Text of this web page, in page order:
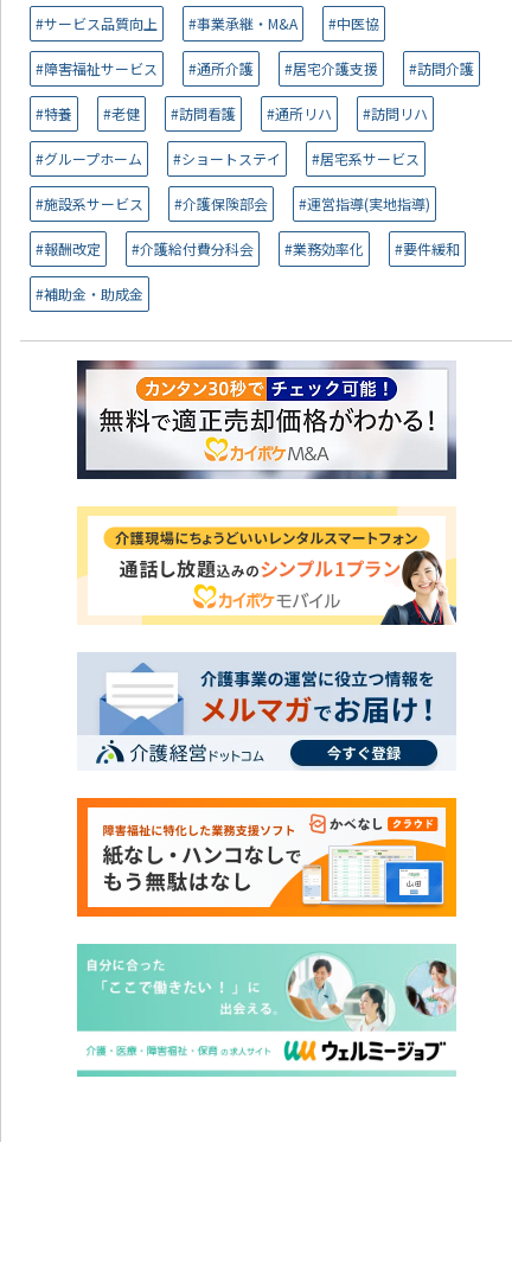
#サービス品質向上 #事業承継・M&A #中医協
#障害福祉サービス #通所介護 #居宅介護支援 #訪問介護
#特養 #老健 #訪問看護 #通所リハ #訪問リハ
#グループホーム #ショートステイ #居宅系サービス
#施設系サービス #介護保険部会 #運営指導(実地指導)
#報酬改定 #介護給付費分科会 #業務効率化 #要件緩和
#補助金・助成金